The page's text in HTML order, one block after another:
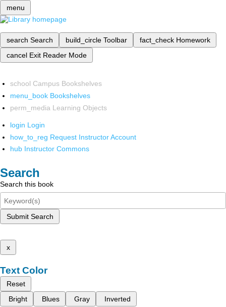
menu
search Search build_circle Toolbar fact_check Homework
cancel Exit Reader Mode
school Campus Bookshelves
menu_book Bookshelves
perm_media Learning Objects
login Login
how_to_reg Request Instructor Account
hub Instructor Commons
Search
Search this book
Submit Search
x
Text Color
Reset
Bright
Blues Gray Inverted